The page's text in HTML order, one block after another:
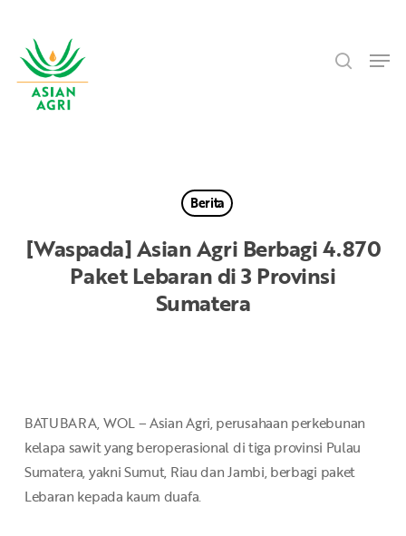
main
content
Berita
[Waspada] Asian Agri Berbagi 4.870
Paket Lebaran di 3 Provinsi
Sumatera
BATUBARA, WOL – Asian Agri, perusahaan perkebunan
kelapa sawit yang beroperasional di tiga provinsi Pulau
Sumatera, yakni Sumut, Riau dan Jambi, berbagi paket
Lebaran kepada kaum duafa.